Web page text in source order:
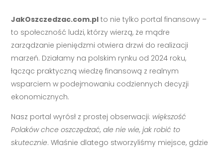
JakOszczedzac.com.pl to nie tylko portal finansowy –
to społeczność ludzi, którzy wierzą, że mądre
zarządzanie pieniędzmi otwiera drzwi do realizacji
marzeń. Działamy na polskim rynku od 2024 roku,
łącząc praktyczną wiedzę finansową z realnym
wsparciem w podejmowaniu codziennych decyzji
ekonomicznych.
Nasz portal wyrósł z prostej obserwacji: większość
Polaków chce oszczędzać, ale nie wie, jak robić to
skutecznie. Właśnie dlatego stworzyliśmy miejsce, gdzie